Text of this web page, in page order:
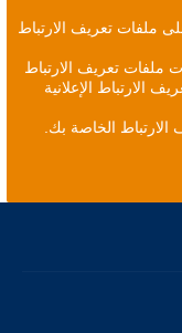
ملفات تعريف الارتباط
ملفات تعريف الارتباط
الارتباط الإعلانية
الخاصة بك.